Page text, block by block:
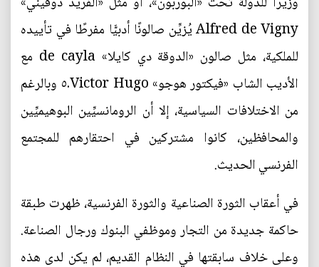
Alfred de Vigny يُزيِّن صالونًا أدبيًّا مفرطًا في تأييده
للملكية، مثل صالون «الدوقة دي كايلا» de cayla مع
الأديب الشاب «فيكتور هوجو» Victor Hugo.٥ وبالرغم
من الاختلافات السياسية، إلا أن الرومانسيِّين البوهيميِّين
والمحافظين، كانوا مشتركين في احتقارهم للمجتمع
الفرنسي الحديث.
في أعقاب الثورة الصناعية والثورة الفرنسية، ظهرت طبقة
حاكمة جديدة من التجار وموظفي البنوك ورجال الصناعة.
وعلى خلاف سابقتها في النظام القديم، لم يكن لدى هذه